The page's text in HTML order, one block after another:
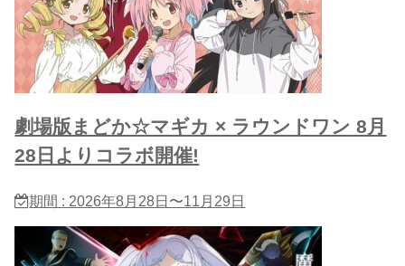
劇場版まどか☆マギカ × ラウンドワン 8月
28日よりコラボ開催!
期間 : 2026年8月28日〜11月29日